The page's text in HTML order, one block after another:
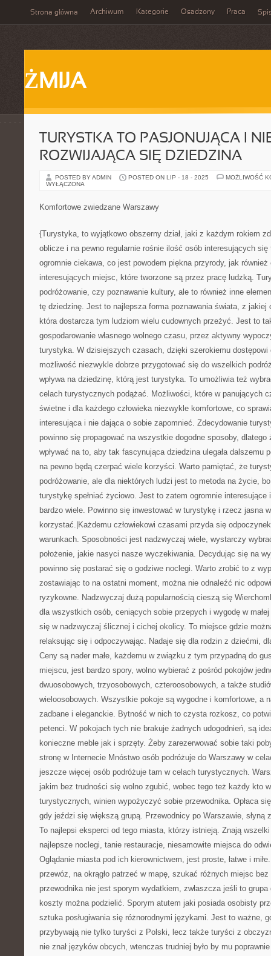
Strona główna Archiwum Kategorie Osadzony Praca
ŻMIJA
TURYSTKA TO PASJONUJĄCA I
ROZWIJAJĄCA SIĘ DZIEDZINA
POSTED BY ADMIN POSTED ON LIP - 18 - 2025
MOŻLIWOŚĆ
WYŁĄCZONA
Komfortowe zwiedzane Warszawy
{Turystyka, to wyjątkowo obszerny dział, jaki z każdym rokiem
oblicze i na pewno regularnie rośnie ilość osób interesujących
ogromnie ciekawa, co jest powodem piękna przyrody, jak również
interesujących miejsc, które tworzone są przez pracę ludzką.
podróżowanie, czy poznawanie kultury, ale to również inne
tę dziedzinę. Jest to najlepsza forma poznawania świata, z
która dostarcza tym ludziom wielu cudownych przeżyć. Jest to
gospodarowanie własnego wolnego czasu, przez aktywny
turystyka. W dzisiejszych czasach, dzięki szerokiemu dostępowi
możliwość niezwykle dobrze przygotować się do wszelkich
wpływa na dziedzinę, którą jest turystyka. To umożliwia też
celach turystycznych podążać. Możliwości, które w panujących
świetne i dla każdego człowieka niezwykle komfortowe, co
interesująca i nie dająca o sobie zapomnieć. Zdecydowanie
powinno się propagować na wszystkie dogodne sposoby, dlatego
wpływać na to, aby tak fascynująca dziedzina ulegała dalszemu
na pewno będą czerpać wiele korzyści. Warto pamiętać, że
podróżowanie, ale dla niektórych ludzi jest to metoda na życie,
turystykę spełniać życiowo. Jest to zatem ogromnie interesujące
bardzo wiele. Powinno się inwestować w turystykę i rzecz jasna
korzystać.|Każdemu człowiekowi czasami przyda się
warunkach. Sposobności jest nadzwyczaj wiele, wystarczy
położenie, jakie nasyci nasze wyczekiwania. Decydując się na
powinno się postarać się o godziwe noclegi. Warto zrobić to z
zostawiając to na ostatni moment, można nie odnaleźć nic
ryzykowne. Nadzwyczaj dużą popularnością cieszą się
dla wszystkich osób, ceniących sobie przepych i wygodę w
się w nadzwyczaj ślicznej i cichej okolicy. To miejsce gdzie
relaksując się i odpoczywając. Nadaje się dla rodzin z dziećmi,
Ceny są nader małe, każdemu w związku z tym przypadną do
miejscu, jest bardzo spory, wolno wybierać z pośród pokojów
dwuosobowych, trzyosobowych, czteroosobowych, a także
wieloosobowych. Wszystkie pokoje są wygodne i komfortowe, a
zadbane i eleganckie. Bytność w nich to czysta rozkosz, co
petenci. W pokojach tych nie brakuje żadnych udogodnień, są
konieczne meble jak i sprzęty. Żeby zarezerwować sobie taki
stronę w Internecie Mnóstwo osób podróżuje do Warszawy w
jeszcze więcej osób podróżuje tam w celach turystycznych.
jakim bez trudności się wolno zgubić, wobec tego też każdy kto
turystycznych, winien wypożyczyć sobie przewodnika. Opłaca
gdy jeździ się większą grupą. Przewodnicy po Warszawie, słyną
To najlepsi eksperci od tego miasta, którzy istnieją. Znają
najlepsze noclegi, tanie restauracje, niesamowite miejsca do
Oglądanie miasta pod ich kierownictwem, jest proste, łatwe i
przewóz, na okrągło patrzeć w mapę, szukać różnych miejsc
przewodnika nie jest sporym wydatkiem, zwłaszcza jeśli to
koszty można podzielić. Sporym atutem jaki posiada osobisty
sztuka posługiwania się różnorodnymi językami. Jest to ważne,
przybywają nie tylko turyści z Polski, lecz także turyści z
nie znał języków obcych, wtenczas trudniej było by mu